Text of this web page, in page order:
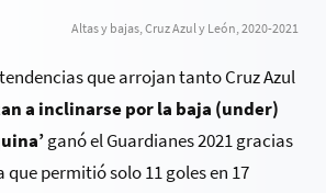
Altas y bajas, Cruz Azul y León, 2020-2021
que arrojan tanto Cruz Azul
a inclinarse por la baja (under)
ganó el Guardianes 2021 gracias
que permitió solo 11 goles en 17